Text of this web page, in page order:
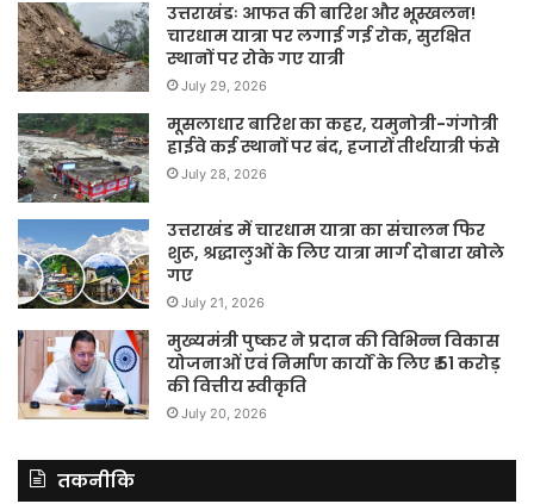
उत्तराखंडः आफत की बारिश और भूस्खलन!
चारधाम यात्रा पर लगाई गई रोक, सुरक्षित
स्थानों पर रोके गए यात्री
July 29, 2026
मूसलाधार बारिश का कहर, यमुनोत्री-गंगोत्री
हाईवे कई स्थानों पर बंद, हजारों तीर्थयात्री फंसे
July 28, 2026
उत्तराखंड में चारधाम यात्रा का संचालन फिर
शुरू, श्रद्धालुओं के लिए यात्रा मार्ग दोबारा खोले
गए
July 21, 2026
मुख्यमंत्री पुष्कर ने प्रदान की विभिन्न विकास
योजनाओं एवं निर्माण कार्यों के लिए ₹ 51 करोड़
की वित्तीय स्वीकृति
July 20, 2026
तकनीकि